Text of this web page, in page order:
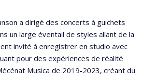
a dirigé des concerts à guichets
un large éventail de styles allant de la
invité à enregistrer en studio avec
pour des expériences de réalité
Musica de 2019-2023, créant du